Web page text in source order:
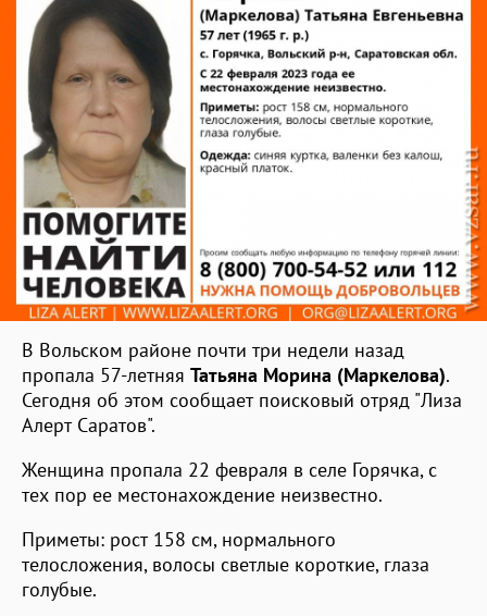
В Вольском районе почти три недели назад
пропала 57-летняя Татьяна Морина (Маркелова).
Сегодня об этом сообщает поисковый отряд "Лиза
Алерт Саратов".
Женщина пропала 22 февраля в селе Горячка, с
тех пор ее местонахождение неизвестно.
Приметы: рост 158 см, нормального
телосложения, волосы светлые короткие, глаза
голубые.